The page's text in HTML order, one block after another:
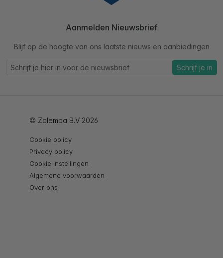
Aanmelden Nieuwsbrief
Blijf op de hoogte van ons laatste nieuws en aanbiedingen
Schrijf je in
© Zolemba B.V 2026
Cookie policy
Privacy policy
Cookie instellingen
Algemene voorwaarden
Over ons